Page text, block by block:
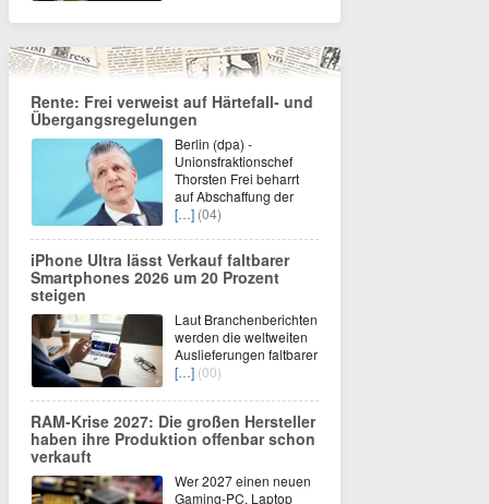
Rente: Frei verweist auf Härtefall- und
Übergangsregelungen
Berlin (dpa) -
Unionsfraktionschef
Thorsten Frei beharrt
auf Abschaffung der
[…] (04)
iPhone Ultra lässt Verkauf faltbarer
Smartphones 2026 um 20 Prozent
steigen
Laut Branchenberichten
werden die weltweiten
Auslieferungen faltbarer
[…] (00)
RAM-Krise 2027: Die großen Hersteller
haben ihre Produktion offenbar schon
verkauft
Wer 2027 einen neuen
Gaming-PC, Laptop